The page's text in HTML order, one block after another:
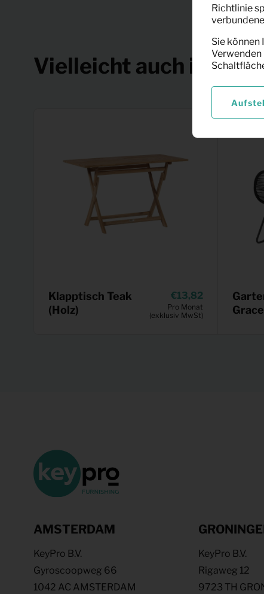
Vielleicht auch
Klapptisch Teak
(Holz)
13,82
Pro Monat
(exklusiv MwSt)
Grace
AMSTERDAM
KeyPro B.V.
Gyroscoopweg 66
1042 AC AMSTERDAM
KeyPro B.V.
Rigaweg 12
9723 TH
Richtlinie
Sie
Verwenden